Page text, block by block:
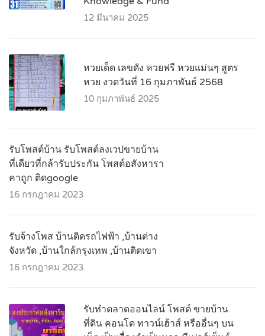
12 มีนาคม 2025
หวยเด็ด เลขดัง หวยฟรี หวยแม่นๆ สูตร
หวย งวดวันที่ 16 กุมภาพันธ์ 2568
10 กุมภาพันธ์ 2025
รับโพสต์บ้าน รับโพสต์ลงเวปขายบ้าน
ที่เดียวที่กล้ารับประกัน โพสต์อสังหารา
คาถูก ติดgoogle
16 กรกฎาคม 2023
รับจ้างโพส บ้านติดรถไฟฟ้า ,บ้านต่าง
จังหวัด ,บ้านใกล้กรุงเทพ ,บ้านติดเขา
16 กรกฎาคม 2023
รับทำตลาดออนไลน์ โพสต์ ขายบ้าน
ที่ดิน คอนโด ทาวน์เฮ้าส์ หรืออื่นๆ บน